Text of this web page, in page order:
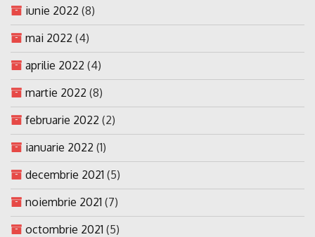
iunie 2022 (8)
mai 2022 (4)
aprilie 2022 (4)
martie 2022 (8)
februarie 2022 (2)
ianuarie 2022 (1)
decembrie 2021 (5)
noiembrie 2021 (7)
octombrie 2021 (5)